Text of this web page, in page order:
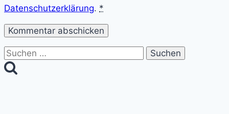
Datenschutzerklärung. *
Suchen
nach: